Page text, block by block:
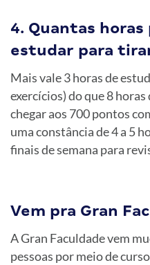
4. Quantas
estudar para
Mais vale 3 horas de
exercícios) do que 8
chegar aos 700 pontos
uma constância de 4 a 5
finais de semana para
Vem pra Gran
A Gran Faculdade vem
pessoas por meio de